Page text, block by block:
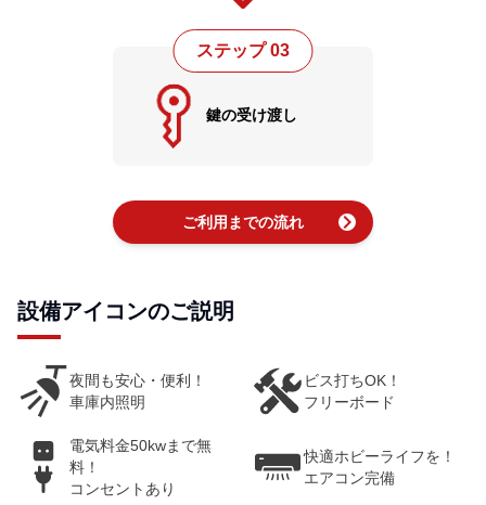
ステップ 03
鍵の受け渡し
ご利用までの流れ chevron_right
設備アイコンのご説明
夜間も安心・便利！
車庫内照明
ビス打ちOK！
フリーボード
電気料金50kwまで無
料！
コンセントあり
快適ホビーライフを！
エアコン完備